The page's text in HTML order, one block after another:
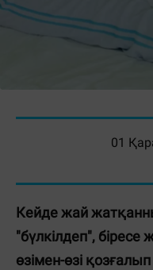
01
Кейде жай
"бүлкілдеп",
өзімен-өзі